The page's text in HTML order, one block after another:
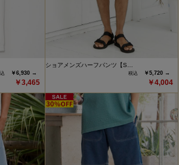
￥6,930 →
￥3,465
ショアメンズハーフパンツ【S…
￥5,720 →
￥4,004